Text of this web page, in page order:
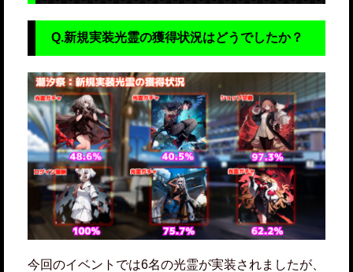
Q.新規実装光霊の獲得状況はどうでしたか？
今回のイベントでは6名の光霊が実装されましたが、